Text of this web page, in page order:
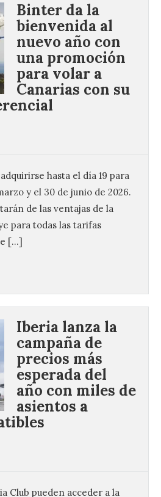
Binter da la
bienvenida al
nuevo año con
una promoción
para volar a
Canarias con su
hasta el día 19 para
y el 30 de junio de 2026.
de las ventajas de la
para todas las tarifas
[…]
Iberia lanza la
campaña de
precios más
esperada del
año con miles de
asientos a
Club pueden acceder a la